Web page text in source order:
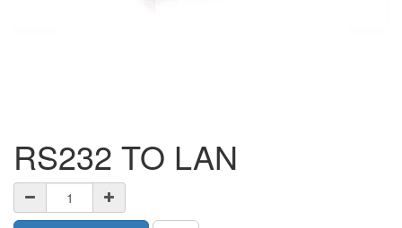
RS232 TO LAN